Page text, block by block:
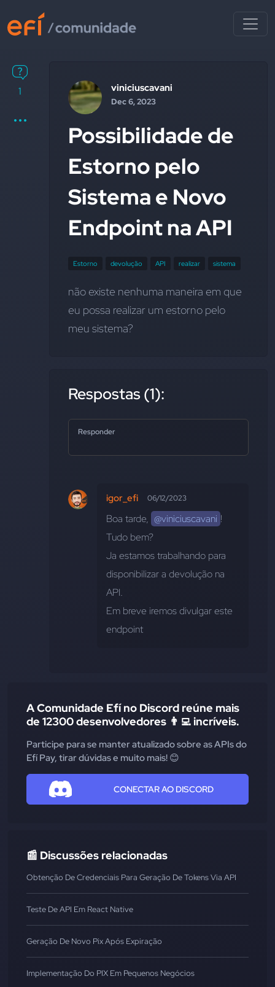
1 viniciuscavani
Dec 6, 2023
Possibilidade de
Estorno pelo
Sistema e Novo
Endpoint na API
Estorno devolução API realizar sistema
não existe nenhuma maneira em que
eu possa realizar um estorno pelo
meu sistema?
Respostas (1):
Responder
igor_efi 06/12/2023
Boa tarde, @viniciuscavani !
Tudo bem?
Ja estamos trabalhando para
disponibilizar a devolução na
API.
Em breve iremos divulgar este
endpoint
A Comunidade Efí no Discord reúne mais
de 12300 desenvolvedores 👨‍💻 incríveis.
Participe para se manter atualizado sobre as APIs do
Efí Pay, tirar dúvidas e muito mais! 😊
CONECTAR AO DISCORD
📰 Discussões relacionadas
Obtenção De Credenciais Para Geração De Tokens Via API
Teste De API Em React Native
Geração De Novo Pix Após Expiração
Implementação Do PIX Em Pequenos Negócios